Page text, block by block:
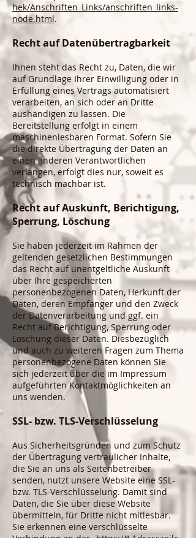
hek/Anschriften_Links/anschriften_links-
node.html.
Recht auf Datenübertragbarkeit
Ihnen steht das Recht zu, Daten, die wir
auf Grundlage Ihrer Einwilligung oder in
Erfüllung eines Vertrags automatisiert
verarbeiten, an sich oder an Dritte
aushändigen zu lassen. Die
Bereitstellung erfolgt in einem
maschinenlesbaren Format. Sofern Sie
die direkte Übertragung der Daten an
einen anderen Verantwortlichen
verlangen, erfolgt dies nur, soweit es
technisch machbar ist.
Recht auf Auskunft, Berichtigung,
Sperrung, Löschung
Sie haben jederzeit im Rahmen der
geltenden gesetzlichen Bestimmungen
das Recht auf unentgeltliche Auskunft
über Ihre gespeicherten
personenbezogenen Daten, Herkunft der
Daten, deren Empfänger und den Zweck
der Datenverarbeitung und ggf. ein
Recht auf Berichtigung, Sperrung oder
Löschung dieser Daten. Diesbezüglich
und auch zu weiteren Fragen zum Thema
personenbezogene Daten können Sie
sich jederzeit über die im Impressum
aufgeführten Kontaktmöglichkeiten an
uns wenden.
SSL- bzw. TLS-Verschlüsselung
Aus Sicherheitsgründen und zum Schutz
der Übertragung vertraulicher Inhalte,
die Sie an uns als Seitenbetreiber
senden, nutzt unsere Website eine SSL-
bzw. TLS-Verschlüsselung. Damit sind
Daten, die Sie über diese Website
übermitteln, für Dritte nicht mitlesbar.
Sie erkennen eine verschlüsselte